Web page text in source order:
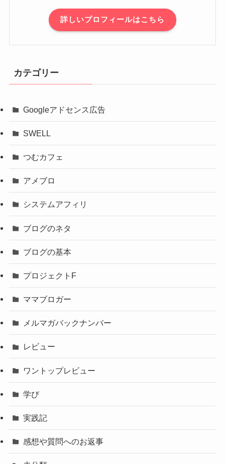
詳しいプロフィールはこちら
カテゴリー
Googleアドセンス広告
SWELL
つむカフェ
アメブロ
システムアフィリ
ブログのネタ
ブログの基本
プロジェクトF
ママブロガー
メルマガバックナンバー
レビュー
ワントップレビュー
学び
実践記
感想や質問へのお返事